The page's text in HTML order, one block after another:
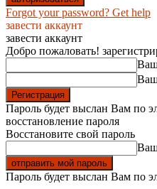
Forgot your password? Get help
завести аккаунт
завести аккаунт
Добро пожаловать!
Ваш
Пароль будет выслан Вам по
восстановление пароля
Восстановите свой пароль
Ваш
Пароль будет выслан Вам по